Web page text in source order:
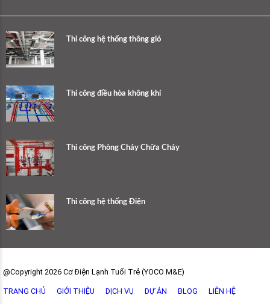
Thi công hệ thống thông gió
Thi công điều hòa không khí
Thi công Phòng Cháy Chữa Cháy
Thi công hệ thống Điện
@Copyright 2026 Cơ Điện Lạnh Tuổi Trẻ (YOCO M&E)
TRANG CHỦ GIỚI THIỆU DỊCH VỤ DỰ ÁN BLOG LIÊN HỆ